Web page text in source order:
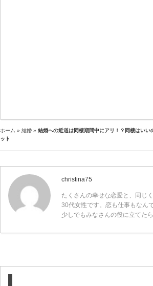
ホーム » 結婚 » 結婚への近道は同棲期間中にアリ！？同棲はい
ット
christina75
たくさんの幸せな恋愛と、同じ
30代女性です。恋も仕事もなん
少しでもみなさんの役に立てた